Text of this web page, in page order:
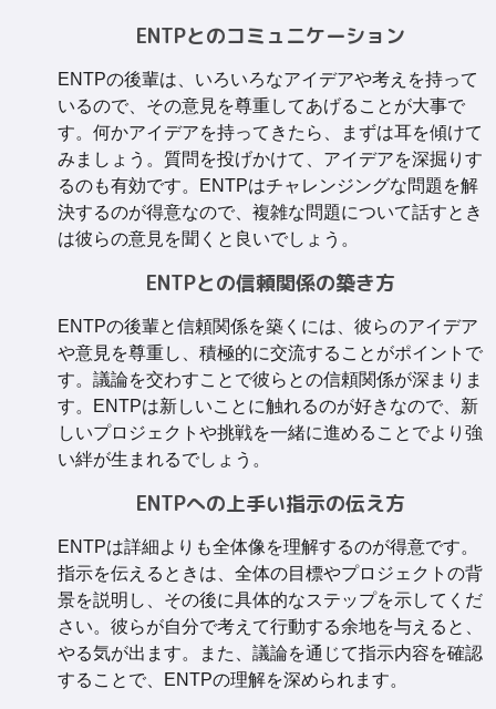
ENTPとのコミュニケーション
ENTPの後輩は、いろいろなアイデアや考えを持って
いるので、その意見を尊重してあげることが大事で
す。何かアイデアを持ってきたら、まずは耳を傾けて
みましょう。質問を投げかけて、アイデアを深掘りす
るのも有効です。ENTPはチャレンジングな問題を解
決するのが得意なので、複雑な問題について話すとき
は彼らの意見を聞くと良いでしょう。
ENTPとの信頼関係の築き方
ENTPの後輩と信頼関係を築くには、彼らのアイデア
や意見を尊重し、積極的に交流することがポイントで
す。議論を交わすことで彼らとの信頼関係が深まりま
す。ENTPは新しいことに触れるのが好きなので、新
しいプロジェクトや挑戦を一緒に進めることでより強
い絆が生まれるでしょう。
ENTPへの上手い指示の伝え方
ENTPは詳細よりも全体像を理解するのが得意です。
指示を伝えるときは、全体の目標やプロジェクトの背
景を説明し、その後に具体的なステップを示してくだ
さい。彼らが自分で考えて行動する余地を与えると、
やる気が出ます。また、議論を通じて指示内容を確認
することで、ENTPの理解を深められます。